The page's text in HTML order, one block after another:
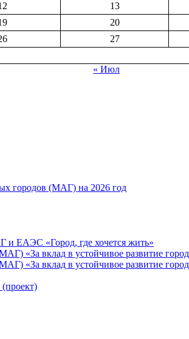
13
20
27
« Июл
городов (МАГ) на 2026 год
и ЕАЭС «Город, где хочется жить»
«За вклад в устойчивое развитие
«За вклад в устойчивое развитие